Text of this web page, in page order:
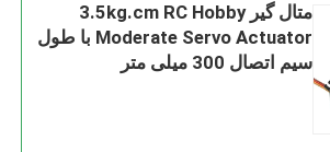
متال گیر 3.5kg.cm RC Hobby
Moderate Servo Actuator با طول
سیم اتصال 300 میلی متر